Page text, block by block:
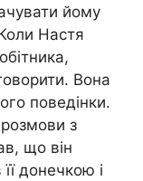
йому
Настя
Вона
поведінки.
з
що він
донечкою і